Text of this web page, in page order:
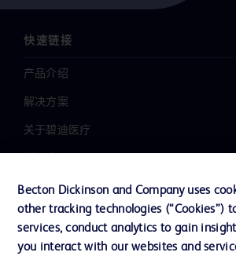
快速链接
产品介绍
解决方案
关于碧迪医疗
职业发展
联系我们
主动召回
Becton Dickinson and Company uses
other tracking technologies (“Cookies”)
services, conduct analytics to gain
you interact with our websites and